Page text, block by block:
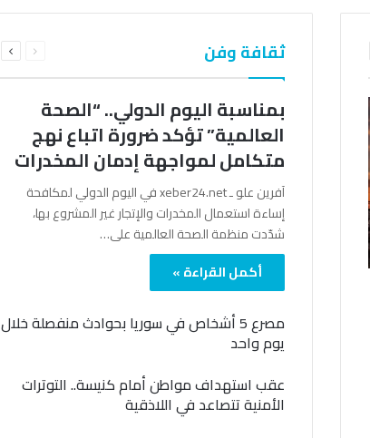
ثقافة وفن الصفحةالصفحة
بمناسبة اليوم الدولي.. “الصحة
العالمية” تؤكد ضرورة اتباع نهج
متكامل لمواجهة إدمان المخدرات
آفرين علو ـ xeber24.net في اليوم الدولي لمكافحة
إساءة استعمال المخدرات والإتجار غير المشروع بها،
شدّدت منظمة الصحة العالمية على…
أكمل القراءة »
مصرع 5 أشخاص في سوريا بحوادث منفصلة خلال
يوم واحد
عقب استهداف مواطن أمام كنيسة.. التوترات
الأمنية تتصاعد في اللاذقية